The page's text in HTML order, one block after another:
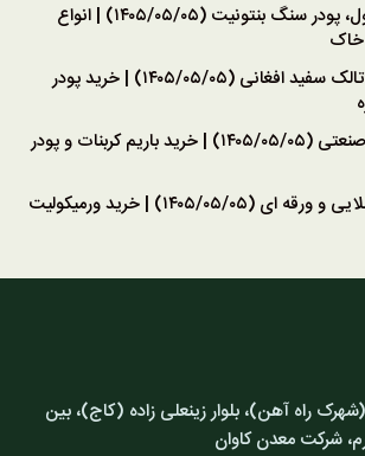
قیمت بنتونیت گرانول، پودر سنگ بنتونیت (۱۴۰۵/۰۵/۰۵) | انواع
قیمت هر تن سنگ تالک سفید افغانی (۱۴۰۵/۰۵/۰۵) | خرید پودر
قیمت کربنات باریم صنعتی (۱۴۰۵/۰۵/۰۵) | خرید باریم کربنات و پودر
قیمت ورمیکولیت طلایی و ورقه ای (۱۴۰۵/۰۵/۰۵) | خرید ورمیکولیت
راه آهن)، بلوار زینعلی زاده (کاج)، بین
شرکت معدن کاوان